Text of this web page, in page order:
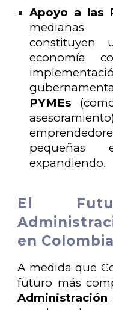
Apoyo a las
medianas
economía
PYMEs
pequeñas
expandiendo.
El
en
A medida que
futuro más
Administración